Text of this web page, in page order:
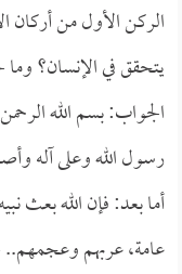
الركن الأول من أركان
يتحقق في الإنسان؟
الجواب: بسم الله
رسول الله وعلى آله
أما بعد: فإن الله بعث
عامة، عربهم